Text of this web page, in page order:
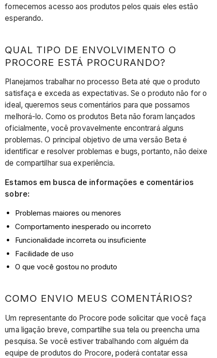
fornecemos acesso aos produtos pelos quais eles estão
esperando.
QUAL TIPO DE ENVOLVIMENTO O
PROCORE ESTÁ PROCURANDO?
Planejamos trabalhar no processo Beta até que o produto
satisfaça e exceda as expectativas. Se o produto não for o
ideal, queremos seus comentários para que possamos
melhorá-lo. Como os produtos Beta não foram lançados
oficialmente, você provavelmente encontrará alguns
problemas. O principal objetivo de uma versão Beta é
identificar e resolver problemas e bugs, portanto, não deixe
de compartilhar sua experiência.
Estamos em busca de informações e comentários
sobre:
Problemas maiores ou menores
Comportamento inesperado ou incorreto
Funcionalidade incorreta ou insuficiente
Facilidade de uso
O que você gostou no produto
COMO ENVIO MEUS COMENTÁRIOS?
Um representante do Procore pode solicitar que você faça
uma ligação breve, compartilhe sua tela ou preencha uma
pesquisa. Se você estiver trabalhando com alguém da
equipe de produtos do Procore, poderá contatar essa